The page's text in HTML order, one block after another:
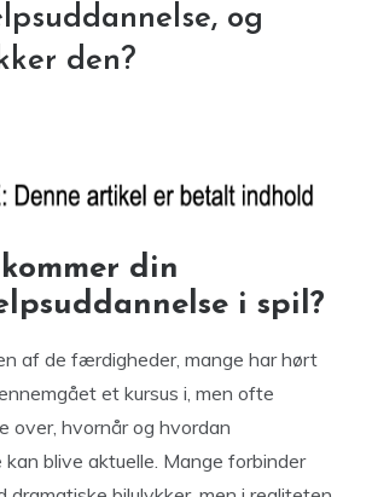
og
den?
din
i spil?
af de færdigheder, mange har hørt
et kursus i, men ofte
over, hvornår og hvordan
blive aktuelle. Mange forbinder